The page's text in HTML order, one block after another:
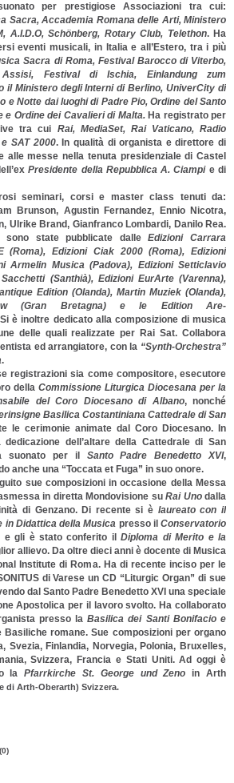
per prestigiose Associazioni tra cui:
Sacra, Accademia Romana delle Arti, Ministero
A.I.D.O, Schönberg, Rotary Club, Telethon. Ha
eventi musicali, in Italia e all’Estero, tra i più
Sacra di Roma, Festival Barocco di Viterbo,
Festival di Ischia, Einlandung zum
il Ministero degli Interni di Berlino, UniverCity di
e Notte dai luoghi di Padre Pio, Ordine del Santo
e Ordine dei Cavalieri di Malta. Ha registrato per
tra cui Rai, MediaSet, Rai Vaticano, Radio
SAT 2000. In qualità di organista e direttore di
alle messe nella tenuta presidenziale di Castel
Presidente della Repubblica A. Ciampie di
seminari, corsi e master class tenuti da:
Brunson, Agustin Fernandez, Ennio Nicotra,
Ulrike Brand, Gianfranco Lombardi, Danilo Rea.
sono state pubblicate dalleEdizioni Carrara
(Roma), Edizioni Ciak 2000 (Roma), Edizioni
Armelin Musica (Padova), Edizioni Setticlavio
(Santhià), Edizioni EurArte (Varenna),
Edition (Olanda), Martin Muziek (Olanda),
(Gran Bretagna) e le Edition Are-
è inoltre dedicato alla composizione di musica
delle quali realizzate per Rai Sat. Collabora
ed arrangiatore, con la “Synth-Orchestra”
.
registrazioni sia come compositore, esecutore
della Commissione Liturgica Diocesana per la
del Coro Diocesano di Albano, nonché
Basilica Costantiniana Cattedrale di San
le cerimonie animate dal Coro Diocesano. In
dell’altare della Cattedrale di San
suonato per il Santo Padre Benedetto XVI,
anche una “Toccata et Fuga” in suo onore.
sue composizioni in occasione della Messa
in diretta Mondovisione suRai Unodalla
di Genzano. Di recente si è laureato con il
in Didattica della Musica presso il Conservatorio
e gli è stato conferito ilDiploma di Merito e la
allievo. Da oltre dieci anni è docente di Musica
Institute di Roma. Ha di recente inciso per le
di Varese un CD “Liturgic Organ” di sue
dal Santo Padre Benedetto XVI una speciale
Apostolica per il lavoro svolto. Ha collaborato
presso laBasilica dei Santi Bonifacio e
Basiliche romane. Sue composizioni per organo
Svezia, Finlandia, Norvegia, Polonia, Bruxelles,
Svizzera, Francia e Stati Uniti. Ad oggi è
laPfarrkirche St. George und Zeno in Arth
di Arth-Oberarth) Svizzera.